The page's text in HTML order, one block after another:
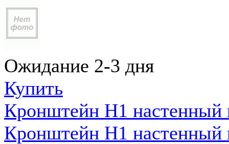
Ожидание 2-3 дня
Купить
Кронштейн Н1
Кронштейн Н1